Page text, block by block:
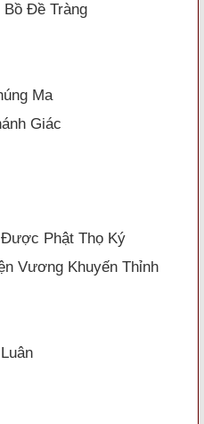
Bồ Đề Tràng
Ma
Giác
Phật Thọ Ký
Vương Khuyến Thỉnh